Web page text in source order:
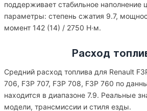
поддерживает стабильное наполнение
параметры: степень сжатия 9.7,
момент 142 (14) / 2750 Н·м.
Расход
Средний расход топлива для Renault
706, F3P 707, F3P 708, F3P 760 по
находится в диапазоне 7.9. Реальные
модели, трансмиссии и стиля езды.